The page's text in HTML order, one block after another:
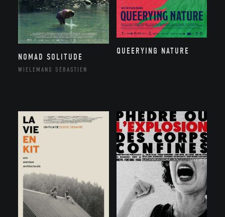
NOMAD SOLITUDE
WIELEMANS SÉBASTIEN
QUEERYING NATURE